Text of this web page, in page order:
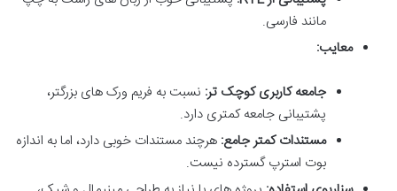
مانند فارسی.
معایب:
جامعه کاربری کوچک تر: نسبت به فریم ورک های بزرگتر،
پشتیبانی جامعه کمتری دارد.
مستندات کمتر جامع: هرچند مستندات خوبی دارد، اما به اندازه
بوت استرپ گسترده نیست.